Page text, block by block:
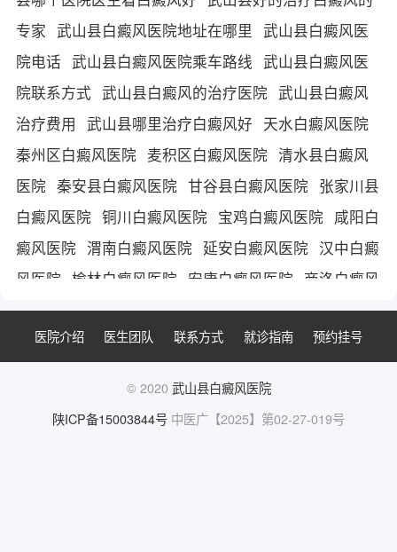
专家 武山县白癜风医院地址在哪里
武山县白癜风医
院电话 武山县白癜风医院乘车路线 武山县白癜风医
院联系方式 武山县白癜风的治疗医院 武山县白癜风
治疗费用
武山县哪里治疗白癜风好 天水白癜风医院
秦州区白癜风医院 麦积区白癜风医院 清水县白癜风
医院 秦安县白癜风医院 甘谷县白癜风医院 张家川县
白癜风医院 铜川白癜风医院 宝鸡白癜风医院 咸阳白
癜风医院 渭南白癜风医院 延安白癜风医院 汉中白癜
风医院 榆林白癜风医院 安康白癜风医院 商洛白癜风
医院 运城白癜风医院 平凉市白癜风医院 庆阳白癜风
医院 陇南白癜风医院 三门峡白癜风医院
陕西白癜风
医院介绍 医生团队 联系方式 就诊指南 预约挂号
© 2020 武山县白癜风医院
陕ICP备15003844号 中医广【2025】第02-27-019号